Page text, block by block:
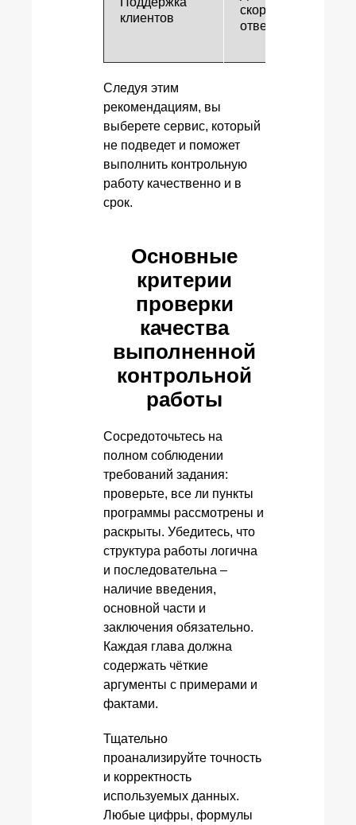
клиентов
скорость и
ответов
Следуя этим
рекомендациям, вы
выберете сервис, который
не подведет и поможет
выполнить контрольную
работу качественно и в
срок.
Основные
критерии
проверки
качества
выполненной
контрольной
работы
Сосредоточьтесь на
полном соблюдении
требований задания:
проверьте, все ли пункты
программы рассмотрены и
раскрыты. Убедитесь, что
структура работы логична
и последовательна –
наличие введения,
основной части и
заключения обязательно.
Каждая глава должна
содержать чёткие
аргументы с примерами и
фактами.
Тщательно
проанализируйте точность
и корректность
используемых данных.
Любые цифры, формулы